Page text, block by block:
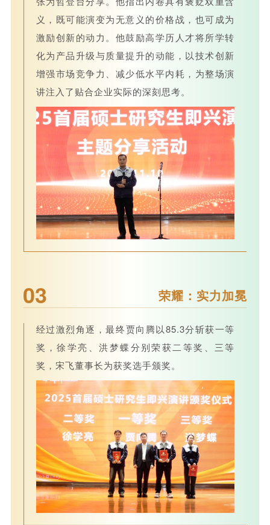
义，既可能演变为无意义的价格战，也可成为
激励创新的动力。他鼓励高学历人才将所学转
化为产品升级与质量提升的动能，以技术创新
增强市场竞争力、减少低水平内耗，为整场演
讲注入了贴合企业实际的深刻思考。
03 荣耀：实力加冕
经过激烈角逐，最终贾向腾以85.3分斩获一等
奖，徐学亮、洪梦蝶分别荣获二等奖、三等
奖，宋飞董事长为获奖选手颁奖。